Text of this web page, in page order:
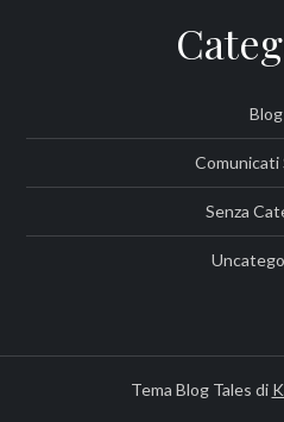
Blog
Comunicati
Senza
Tema Blog Tales di